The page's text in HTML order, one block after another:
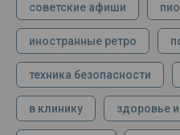
советские афиши
иностранные ретро
техника безопасности
в клинику здоровье